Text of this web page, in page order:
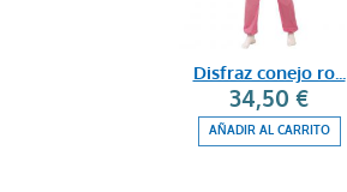
Disfraz conejo ro...
34,50 €
AÑADIR AL CARRITO